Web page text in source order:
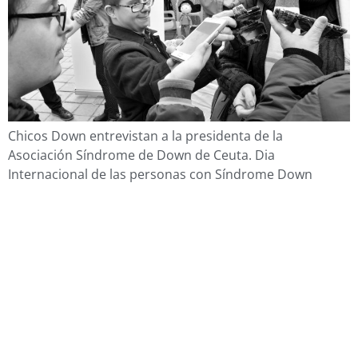
Chicos Down entrevistan a la presidenta de la
Asociación Síndrome de Down de Ceuta. Dia
Internacional de las personas con Síndrome Down